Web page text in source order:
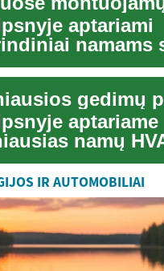
filtrų...
aptariami
namams
sprendimai:
split
aptariame
namų
sistemas
veikiančias
bei pra...
IR AUTOMOBILIAI